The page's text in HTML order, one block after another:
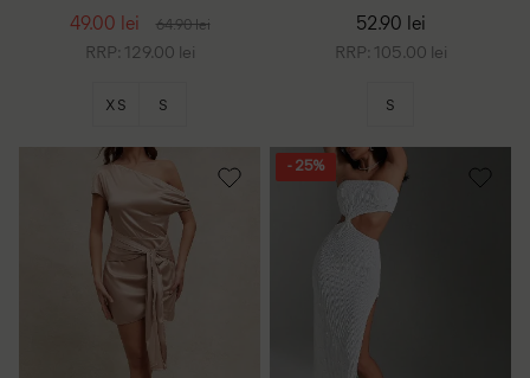
49.00 lei 64.90 lei
RRP: 129.00 lei
XS S
52.90 lei
RRP: 105.00 lei
S
- 25%